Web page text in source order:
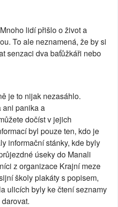
lidí přišlo o život a
To ale neznamená, že by si
senzaci dva baťůžkáři nebo
je to nijak nezasáhlo.
ani panika a
dočíst v jejich
byl pouze ten, kdo je
informační stánky, kde byly
úseky do Manali
z organizace Krajní meze
školy plakáty s popisem,
ulicích byly ke čtení seznamy